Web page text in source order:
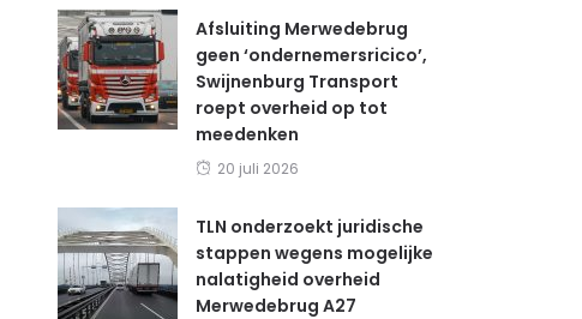
Afsluiting Merwedebrug
geen ‘ondernemersricico’,
Swijnenburg Transport
roept overheid op tot
meedenken
20 juli 2026
TLN onderzoekt juridische
stappen wegens mogelijke
nalatigheid overheid
Merwedebrug A27